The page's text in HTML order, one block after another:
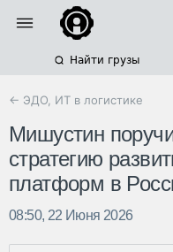
Найти грузы
← ЭДО, ИТ в логистике
Мишустин
стратегию
платформ в
08:50, 22 Июня 2026